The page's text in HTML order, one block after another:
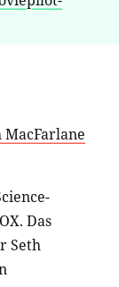
MacFarlane
Das
Seth